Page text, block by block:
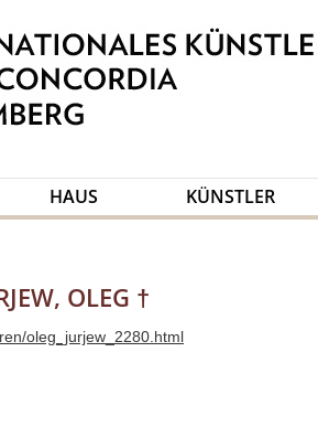
HAUS KÜNSTLER
OLEG †
oleg_jurjew_2280.html